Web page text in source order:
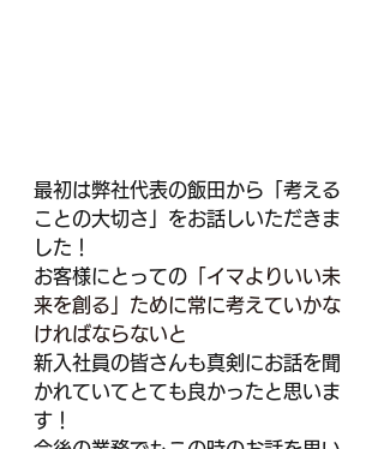
最初は弊社代表の飯田から「考える
ことの大切さ」をお話しいただきま
した！
お客様にとっての 「イマよりいい未
来を創る」ために常に考えていかな
ければならないと
新入社員の皆さんも真剣にお話を聞
かれていてとても良かったと思いま
す！